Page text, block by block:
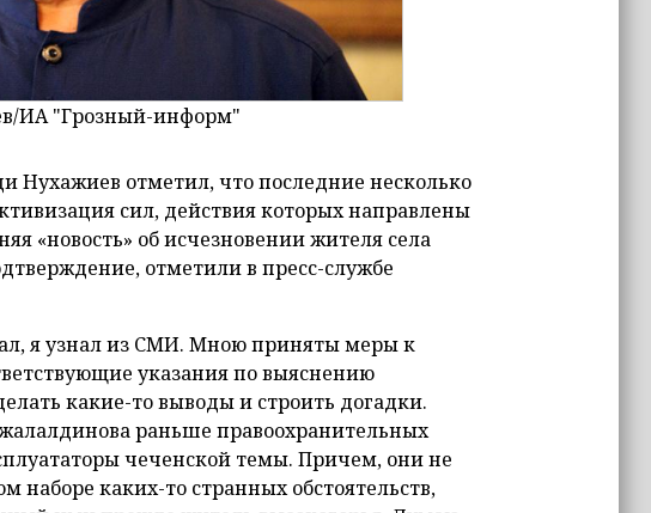
ИА "Грозный-информ"
Нухажиев отметил, что последние несколько
сил, действия которых направлены
«новость» об исчезновении жителя села
отметили в пресс-службе
я узнал из СМИ. Мною приняты меры к
указания по выяснению
какие-то выводы и строить догадки.
раньше правоохранительных
чеченской темы. Причем, они не
наборе каких-то странных обстоятельств,